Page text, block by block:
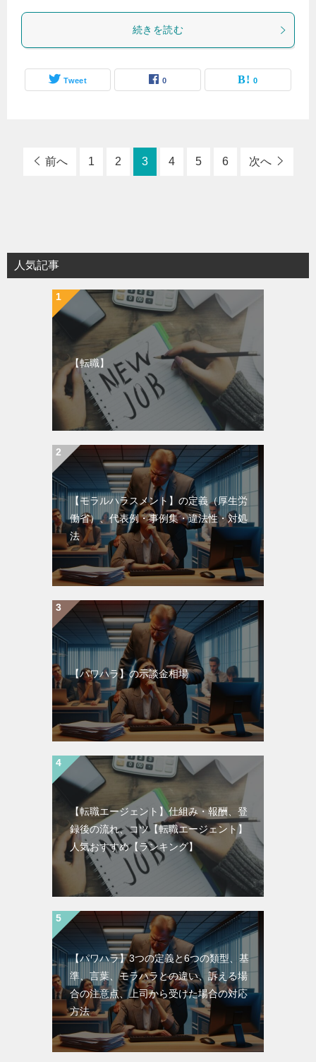
続きを読む
Tweet 0 0
前へ 1 2 3 4 5 6 次へ
人気記事
【転職】
【モラルハラスメント】の定義（厚生労
働省）、代表例・事例集・違法性・対処
法
【パワハラ】の示談金相場
【転職エージェント】仕組み・報酬、登
録後の流れ、コツ【転職エージェント】
人気おすすめ【ランキング】
【パワハラ】3つの定義と6つの類型、基
準、言葉、モラハラとの違い、訴える場
合の注意点、上司から受けた場合の対応
方法